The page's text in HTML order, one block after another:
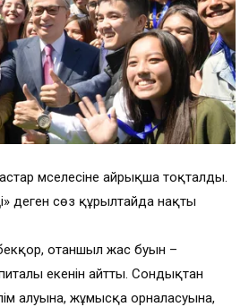
мәселесіне айрықша тоқталды.
деген сөз құрылтайда нақты
отаншыл жас буын –
екенін айтты. Сондықтан
алуына, жұмысқа орналасуына,